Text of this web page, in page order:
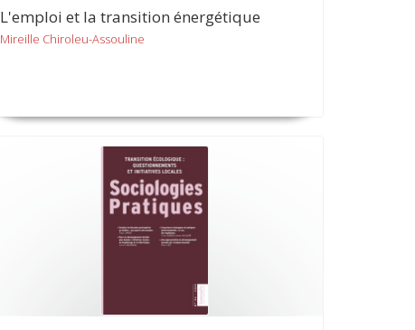
L'emploi et la transition énergétique
Mireille Chiroleu-Assouline